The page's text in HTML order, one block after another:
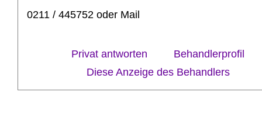
0211 / 445752 oder Mail
Privat antworten
Behandlerprofil
Diese Anzeige des Behandlers